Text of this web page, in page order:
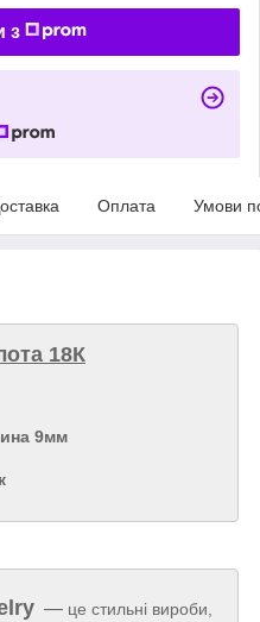
з
Оплата Умови
18К
9мм
— це стильні вироби,